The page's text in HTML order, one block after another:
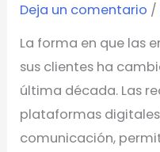
Deja un comentario /
La forma en que las
sus clientes ha
última década. Las
plataformas
comunicación,